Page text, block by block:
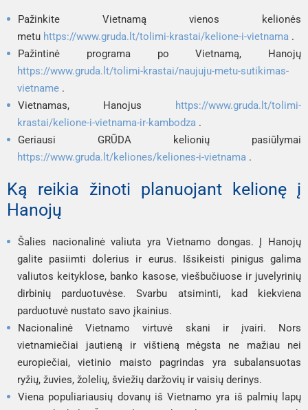
Pažinkite Vietnamą vienos kelionės
metu https://www.gruda.lt/tolimi-krastai/kelione-i-vietnama .
Pažintinė programa po Vietnamą, Hanojų
https://www.gruda.lt/tolimi-krastai/naujuju-metu-sutikimas-
vietname .
Vietnamas, Hanojus
https://www.gruda.lt/tolimi-
krastai/kelione-i-vietnama-ir-kambodza .
Geriausi GRŪDA kelionių pasiūlymai
https://www.gruda.lt/keliones/keliones-i-vietnama .
Ką reikia žinoti planuojant kelionę į
Hanojų
Šalies nacionalinė valiuta yra Vietnamo dongas. Į Hanojų
galite pasiimti dolerius ir eurus. Išsikeisti pinigus galima
valiutos keityklose, banko kasose, viešbučiuose ir juvelyrinių
dirbinių parduotuvėse. Svarbu atsiminti, kad kiekviena
parduotuvė nustato savo įkainius.
Nacionalinė Vietnamo virtuvė skani ir įvairi. Nors
vietnamiečiai jautieną ir vištieną mėgsta ne mažiau nei
europiečiai, vietinio maisto pagrindas yra subalansuotas
ryžių, žuvies, žolelių, šviežių daržovių ir vaisių derinys.
Viena populiariausių dovanų iš Vietnamo yra iš palmių lapų